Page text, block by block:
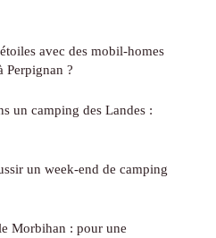
avec des mobil-homes
Perpignan ?
un camping des Landes :
un week-end de camping
Morbihan : pour une